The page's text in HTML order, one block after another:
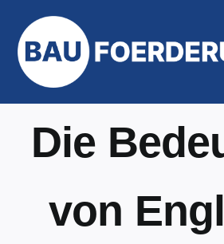
Inhalt
springen
Die
von